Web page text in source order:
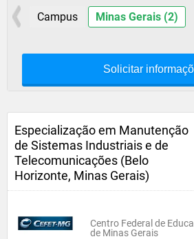
Campus Minas Gerais (2)
Solicitar
Especialização em Manutenção
de Sistemas Industriais e de
Telecomunicações (Belo
Horizonte, Minas Gerais)
Centro Federal de
de Minas Gerais